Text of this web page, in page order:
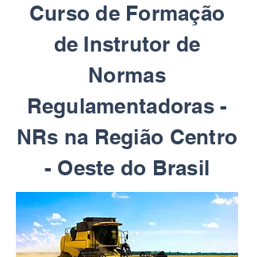
Curso de Formação
de Instrutor de
Normas
Regulamentadoras -
NRs na Região Centro
- Oeste do Brasil